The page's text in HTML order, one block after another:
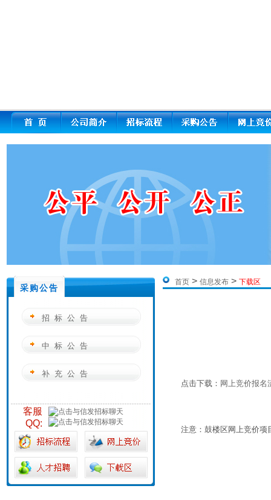
采购公告
招标公告
中标公告
补充公告
客服
QQ:
首页 > 信息发布 > 下载区
点击下载： 网上竞价报名
注意：鼓楼区网上竞价项